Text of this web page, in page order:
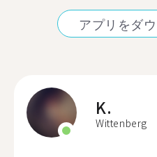
アプリをダ
K.
Wittenberg